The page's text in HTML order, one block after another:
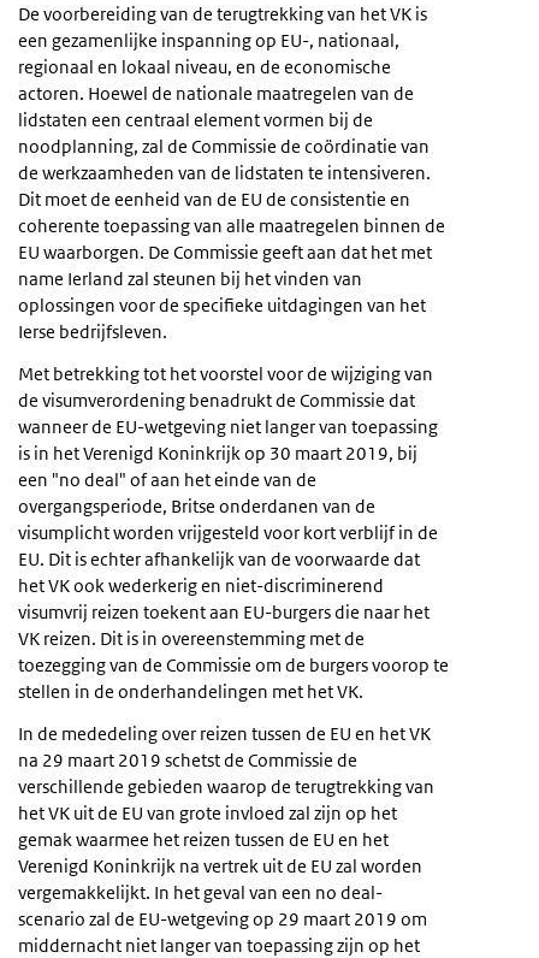
De voorbereiding van de terugtrekking van het VK is
een gezamenlijke inspanning op EU-, nationaal,
regionaal en lokaal niveau, en de economische
actoren. Hoewel de nationale maatregelen van de
lidstaten een centraal element vormen bij de
noodplanning, zal de Commissie de coördinatie van
de werkzaamheden van de lidstaten te intensiveren.
Dit moet de eenheid van de EU de consistentie en
coherente toepassing van alle maatregelen binnen de
EU waarborgen. De Commissie geeft aan dat het met
name Ierland zal steunen bij het vinden van
oplossingen voor de specifieke uitdagingen van het
Ierse bedrijfsleven.
Met betrekking tot het voorstel voor de wijziging van
de visumverordening benadrukt de Commissie dat
wanneer de EU-wetgeving niet langer van toepassing
is in het Verenigd Koninkrijk op 30 maart 2019, bij
een "no deal" of aan het einde van de
overgangsperiode, Britse onderdanen van de
visumplicht worden vrijgesteld voor kort verblijf in de
EU. Dit is echter afhankelijk van de voorwaarde dat
het VK ook wederkerig en niet-discriminerend
visumvrij reizen toekent aan EU-burgers die naar het
VK reizen. Dit is in overeenstemming met de
toezegging van de Commissie om de burgers voorop te
stellen in de onderhandelingen met het VK.
In de mededeling over reizen tussen de EU en het VK
na 29 maart 2019 schetst de Commissie de
verschillende gebieden waarop de terugtrekking van
het VK uit de EU van grote invloed zal zijn op het
gemak waarmee het reizen tussen de EU en het
Verenigd Koninkrijk na vertrek uit de EU zal worden
vergemakkelijkt. In het geval van een no deal-
scenario zal de EU-wetgeving op 29 maart 2019 om
middernacht niet langer van toepassing zijn op het